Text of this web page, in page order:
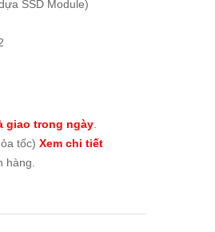
SSD Module)
giao trong ngày
tốc) Xem chi tiết
hàng.